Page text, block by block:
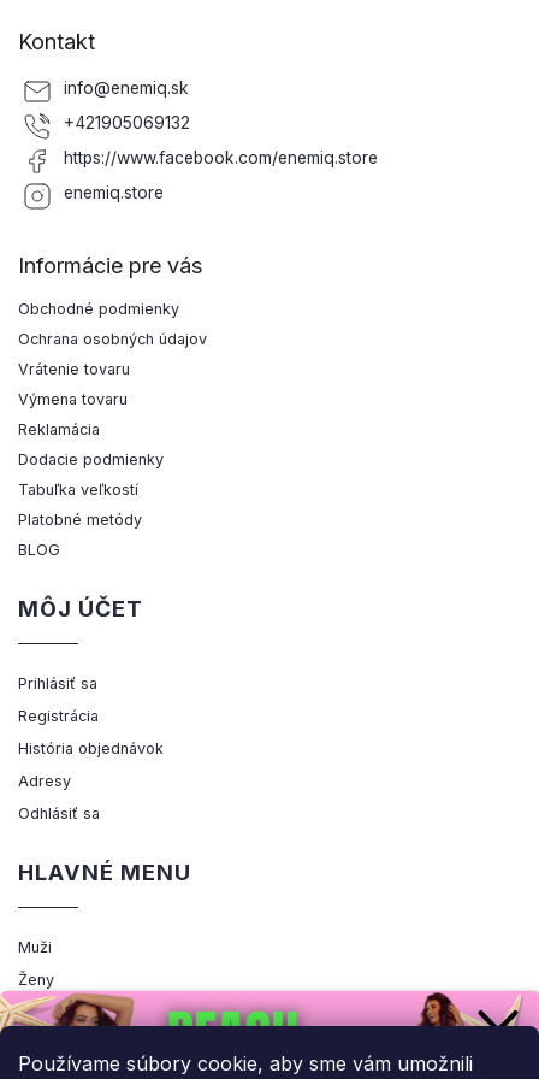
Používame súbory cookie, aby sme vám umožnili
Kontakt
info@enemiq.sk
+421905069132
https://www.facebook.com/enemiq.store
enemiq.store
Informácie pre vás
Obchodné podmienky
Ochrana osobných údajov
Vrátenie tovaru
Výmena tovaru
Reklamácia
Dodacie podmienky
Tabuľka veľkostí
Platobné metódy
BLOG
MÔJ ÚČET
Prihlásiť sa
Registrácia
História objednávok
Adresy
Odhlásiť sa
HLAVNÉ MENU
Muži
Ženy
Výpredaj